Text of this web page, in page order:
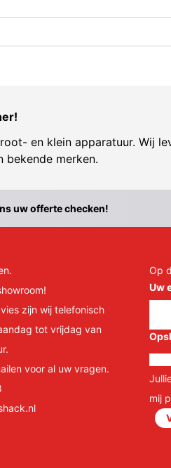
en klein apparatuur. Wij
bekende merken.
uw offerte checken!
zijn wij telefonisch
tot vrijdag van
voor al uw vragen.
Op
Uw
mij